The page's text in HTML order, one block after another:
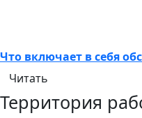
Что включает в себя
Читать
Территория